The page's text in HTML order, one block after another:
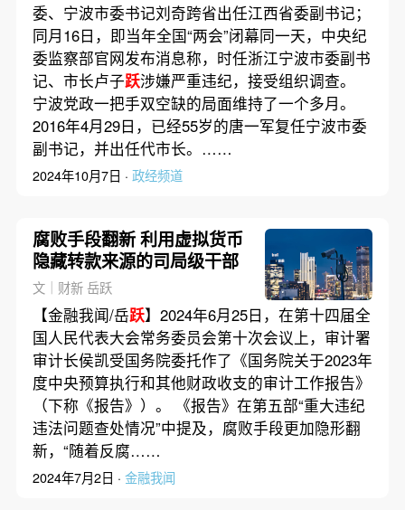
委、宁波市委书记刘奇跨省出任江西省委副书记；
同月16日，即当年全国“两会”闭幕同一天，中央纪
委监察部官网发布消息称，时任浙江宁波市委副书
记、市长卢子跃涉嫌严重违纪，接受组织调查。
宁波党政一把手双空缺的局面维持了一个多月。
2016年4月29日，已经55岁的唐一军复任宁波市委
副书记，并出任代市长。……
2024年10月7日 · 政经频道
腐败手段翻新 利用虚拟货币
隐藏转款来源的司局级干部
文｜财新 岳跃
【金融我闻/岳跃】2024年6月25日，在第十四届全
国人民代表大会常务委员会第十次会议上，审计署
审计长侯凯受国务院委托作了《国务院关于2023年
度中央预算执行和其他财政收支的审计工作报告》
（下称《报告》）。 《报告》在第五部“重大违纪
违法问题查处情况”中提及，腐败手段更加隐形翻
新，“随着反腐……
2024年7月2日 · 金融我闻